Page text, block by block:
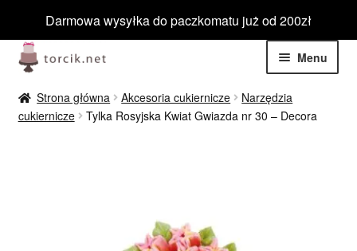
Darmowa wysyłka do paczkomatu już od 200zł
Przejdź
do
nawigacji
Przejdź
do
treści
Menu
Jadalne
menu
Strona główna Akcesoria cukiernicze
Narzędzia
cukiernicze
Tylka Rosyjska Kwiat Gwiazda nr 30 – Decora